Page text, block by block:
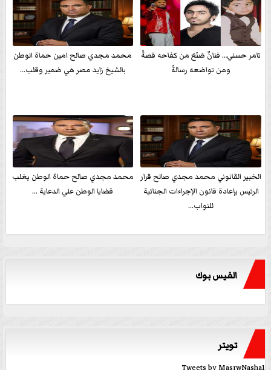
تامر حسني… فنانٌ صَنَعَ من كفاحه قصةً
ومن تواضعه رسالةً
محمد مجدي صالح امين حماة الوطن
بالشيخ زايد مصر هي ضمير وقلب...
الخبير القانوني محمد مجدي صالح قرار
الرئيس بإعادة قانون الإجراءات الجنائية
للنواب...
محمد مجدي صالح حماة الوطن يغلب
قضايا الوطن علي الدعاية ...
الفيس بوك
تويتر